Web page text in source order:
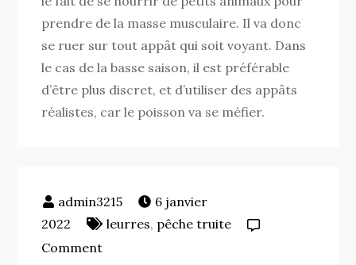
prendre de la masse musculaire. Il va donc
se ruer sur tout appât qui soit voyant. Dans
le cas de la basse saison, il est préférable
d’être plus discret, et d’utiliser des appâts
réalistes, car le poisson va se méfier.
6 janvier
2022
leurres, pêche truite
Commenton